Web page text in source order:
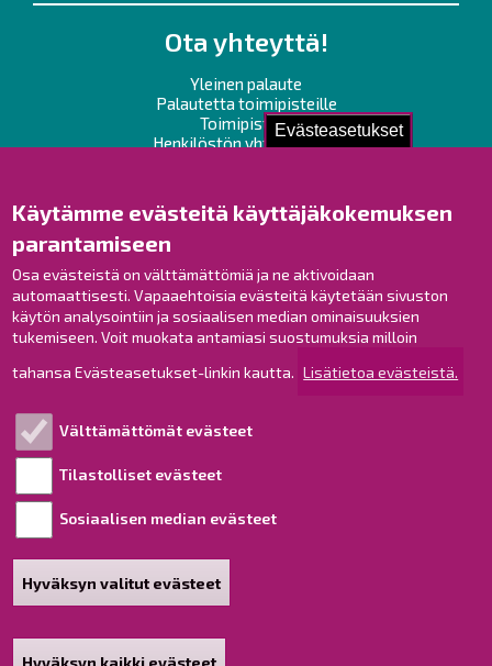
Evästeasetukset
Käytämme evästeitä käyttäjäkokemuksen
parantamiseen
Osa evästeistä on välttämättömiä ja ne aktivoidaan
automaattisesti. Vapaaehtoisia evästeitä käytetään sivuston
käytön analysointiin ja sosiaalisen median ominaisuuksien
tukemiseen. Voit muokata antamiasi suostumuksia milloin
tahansa Evästeasetukset-linkin kautta. Lisätietoa evästeistä.
Välttämättömät evästeet
Tilastolliset evästeet
Sosiaalisen median evästeet
Hyväksyn valitut evästeet
Hyväksyn kaikki evästeet
Poista hyväksyntä
Ota yhteyttä!
Yleinen palaute
Palautetta toimipisteille
Toimipisteet
Henkilöstön yhteystiedot
Raahe Facebookissa
Raahe Instagramissa
Raahe LinkedInissä
Raahe YouTubessa
Esityslistat ja pöytäkirjat
Viranhaltijapäätökset
Saavutettavuusseloste